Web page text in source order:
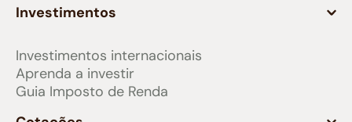
Investimentos
Investimentos internacionais
Aprenda a investir
Guia Imposto de Renda